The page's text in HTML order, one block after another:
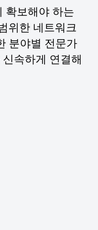
확보해야 하는
위한 네트워크
분야별 전문가
속하게 연결해